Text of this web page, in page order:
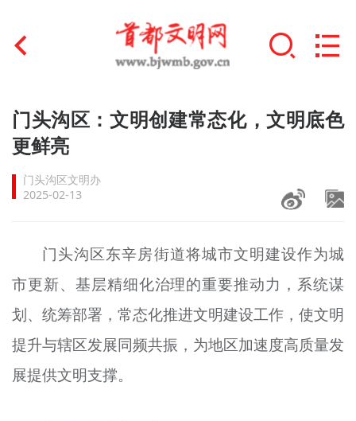
首页
文明创建
文明实践
未成年人思想道德建设
榜样人物
+
身边好人
文明评论
门头沟区：文明创建常态化，文明底色
更鲜亮
门头沟区文明办
2025-02-13
门头沟区东辛房街道将城市文明建设作为城
市更新、基层精细化治理的重要推动力，系统谋
划、统筹部署，常态化推进文明建设工作，使文明
提升与辖区发展同频共振，为地区加速度高质量发
展提供文明支撑。